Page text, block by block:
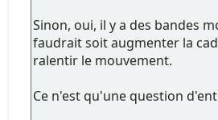
Sinon, oui, il y a des bandes
faudrait soit augmenter la
ralentir le mouvement.
Ce n'est qu'une question